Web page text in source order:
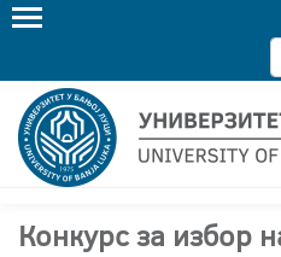
Конкурс за избор